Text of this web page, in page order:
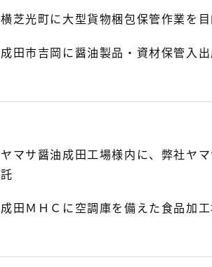
横芝光町に大型貨物梱包保管作業を
成田市吉岡に醤油製品・資材保管入
ヤマサ醤油成田工場様内に、弊社ヤ
託
成田ＭＨＣに空調庫を備えた食品